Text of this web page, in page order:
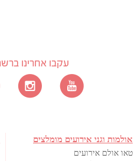
עקבו אחרינו
אולמות וגני אירועים מומלצים
טאו אולם אירועים